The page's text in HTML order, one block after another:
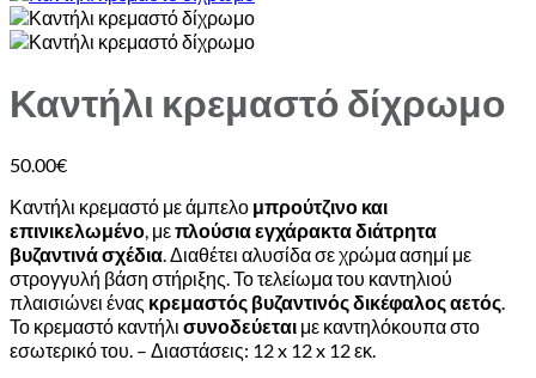
Καντήλι κρεμαστό δίχρωμο
50.00€
Καντήλι κρεμαστό με άμπελο μπρούτζινο και
επινικελωμένο , μεπλούσια εγχάρακτα διάτρητα
βυζαντινά σχέδια . Διαθέτει αλυσίδα σε χρώμα ασημί με
στρογγυλή βάση στήριξης. Το τελείωμα του καντηλιού
πλαισιώνει ένας κρεμαστός βυζαντινός δικέφαλος αετός
Το κρεμαστό καντήλι συνοδεύεται με καντηλόκουπα στο
εσωτερικό του. – Διαστάσεις: 12 x 12 x 12 εκ.